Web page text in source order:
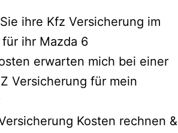
ihre Kfz Versicherung im
ihr Mazda 6
erwarten mich bei einer
Versicherung für mein
Kosten rechnen &